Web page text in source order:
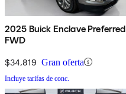
2025 Buick Enclave Preferred
FWD
$34,819 Gran oferta
Incluye tarifas de conc.